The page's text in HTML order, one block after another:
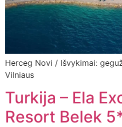
Herceg Novi / Išvykimai:
Vilniaus
Turkija – Ela
Resort Belek